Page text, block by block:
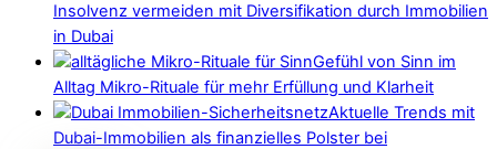
Insolvenz vermeiden mit Diversifikation durch Immobilien
in Dubai
Gefühl von Sinn im
Alltag Mikro-Rituale für mehr Erfüllung und Klarheit
Aktuelle Trends mit
Dubai-Immobilien als finanzielles Polster bei